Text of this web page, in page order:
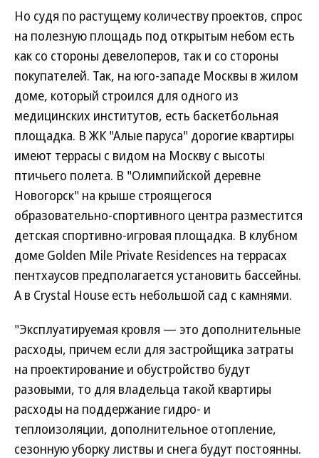
Но судя по растущему количеству проектов, спрос
на полезную площадь под открытым небом есть
как со стороны девелоперов, так и со стороны
покупателей. Так, на юго-западе Москвы в жилом
доме, который строился для одного из
медицинских институтов, есть баскетбольная
площадка. В ЖК "Алые паруса" дорогие квартиры
имеют террасы с видом на Москву с высоты
птичьего полета. В "Олимпийской деревне
Новогорск" на крыше строящегося
образовательно-спортивного центра разместится
детская спортивно-игровая площадка. В клубном
доме Golden Mile Private Residences на террасах
пентхаусов предполагается установить бассейны.
А в Crystal House есть небольшой сад с камнями.
"Эксплуатируемая кровля — это дополнительные
расходы, причем если для застройщика затраты
на проектирование и обустройство будут
разовыми, то для владельца такой квартиры
расходы на поддержание гидро- и
теплоизоляции, дополнительное отопление,
сезонную уборку листвы и снега будут постоянны.